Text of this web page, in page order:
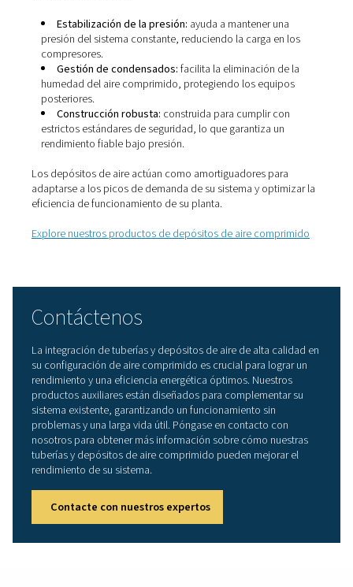
instalación rápida y flexible, lo que permite futuras
ampliaciones del sistema.
Los sistemas de tuberías correctamente diseñados
desempeñan un papel vital a la hora de mantener la
de su sistema de aire comprimido suministrando aire
y caídas de presión mínimas.
Explore nuestros productos de tuberías de aire